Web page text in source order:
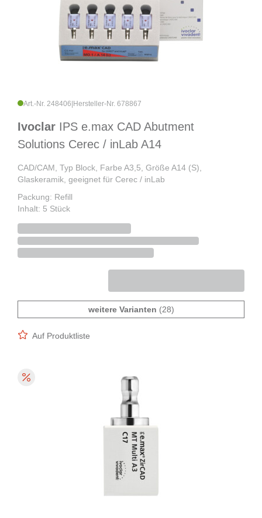
Art.-Nr. 248406 Hersteller-Nr. 678867
Ivoclar IPS e.max CAD Abutment
Solutions Cerec / inLab A14
CAD/CAM, Typ Block, Farbe A3,5, Größe A14 (S),
Glaskeramik, geeignet für Cerec / inLab
Packung: Refill
Inhalt: 5 Stück
weitere Varianten (28)
Auf Produktliste